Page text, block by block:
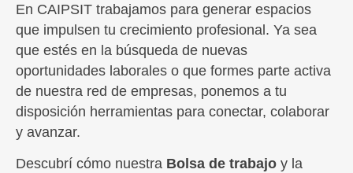
En CAIPSIT trabajamos para generar espacios
que impulsen tu crecimiento profesional. Ya sea
que estés en la búsqueda de nuevas
oportunidades laborales o que formes parte activa
de nuestra red de empresas, ponemos a tu
disposición herramientas para conectar, colaborar
y avanzar.
Descubrí cómo nuestra Bolsa de trabajo y la